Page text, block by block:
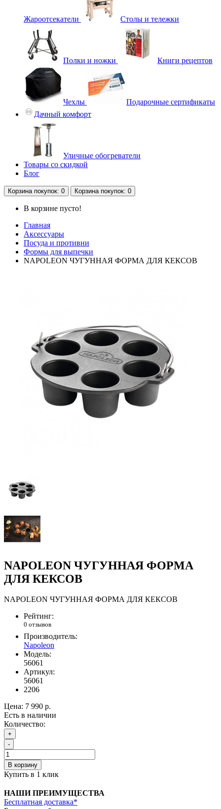
Жароотсекатели Столы и тележки
Полки и ножки Книги рецептов
Чехлы
Подарочные сертификаты
Дачный комфорт
Уличные обогреватели
Товары со скидкой
Блог
Корзина покупок: 0 Корзина покупок: 0
В корзине пусто!
Главная
Аксессуары
Посуда и противни
Формы для выпечки
NAPOLEON ЧУГУННАЯ ФОРМА ДЛЯ КЕКСОВ
NAPOLEON ЧУГУННАЯ ФОРМА
ДЛЯ КЕКСОВ
NAPOLEON ЧУГУННАЯ ФОРМА ДЛЯ КЕКСОВ
Рейтинг:
0 отзывов
Производитель:
Napoleon
Модель:
56061
Артикул:
56061
2206
Цена: 7 990 р.
Есть в наличии
Количество:
+
-
В корзину
Купить в 1 клик
НАШИ ПРЕИМУЩЕСТВА
Бесплатная доставка*